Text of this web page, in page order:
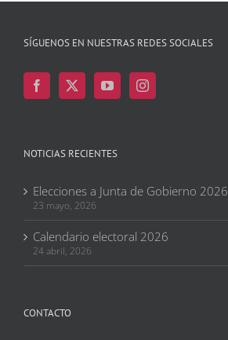
SÍGUENOS EN NUESTRAS REDES SOCIALES
NOTICIAS RECIENTES
Elecciones a Junta de Gobierno 2026
23 mayo, 2026
Calendario electoral 2026
24 abril, 2026
CONTACTO